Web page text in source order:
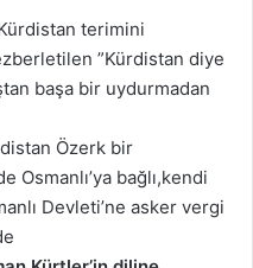
terimini
”Kürdistan diye
başa bir uydurmadan
Özerk bir
Osmanlı’ya bağlı,kendi
Devleti’ne asker vergi